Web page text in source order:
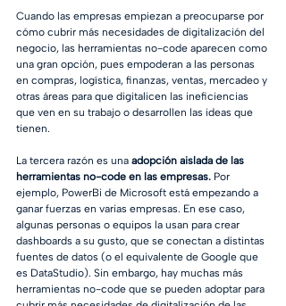
Cuando las empresas empiezan a preocuparse por
cómo cubrir más necesidades de digitalización del
negocio, las herramientas no-code aparecen como
una gran opción, pues empoderan a las personas
en compras, logística, finanzas, ventas, mercadeo y
otras áreas para que digitalicen las ineficiencias
que ven en su trabajo o desarrollen las ideas que
tienen.
La tercera razón es una adopción aislada de las
herramientas no-code en las empresas. Por
ejemplo, PowerBi de Microsoft está empezando a
ganar fuerzas en varias empresas. En ese caso,
algunas personas o equipos la usan para crear
dashboards a su gusto, que se conectan a distintas
fuentes de datos (o el equivalente de Google que
es DataStudio). Sin embargo, hay muchas más
herramientas no-code que se pueden adoptar para